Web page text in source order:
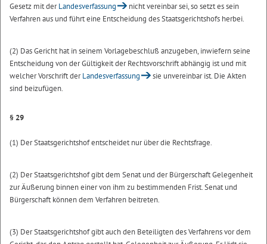
Gesetz mit derLandesverfassung
nicht vereinbar sei, so setzt es sein
Verfahren aus und führt eine Entscheidung des Staatsgerichtshofs herbei.
(2) Das Gericht hat in seinem Vorlagebeschluß anzugeben, inwiefern seine
Entscheidung von der Gültigkeit der Rechtsvorschrift abhängig ist und mit
welcher Vorschrift derLandesverfassung
sie unvereinbar ist. Die Akten
sind beizufügen.
§ 29
(1) Der Staatsgerichtshof entscheidet nur über die Rechtsfrage.
(2) Der Staatsgerichtshof gibt dem Senat und der Bürgerschaft Gelegenheit
zur Äußerung binnen einer von ihm zu bestimmenden Frist. Senat und
Bürgerschaft können dem Verfahren beitreten.
(3) Der Staatsgerichtshof gibt auch den Beteiligten des Verfahrens vor dem